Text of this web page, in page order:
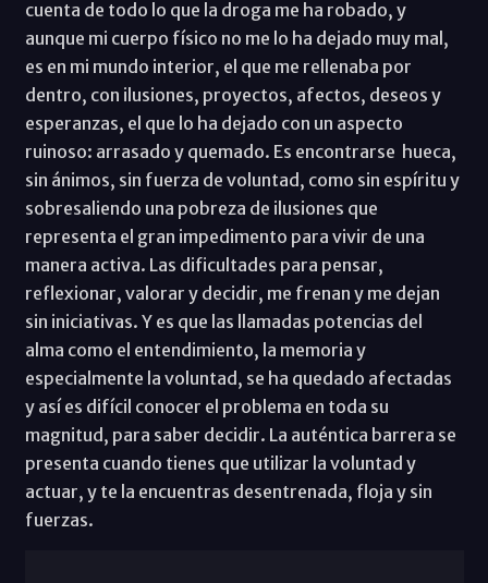
cuenta de todo lo que la droga me ha robado, y
aunque mi cuerpo físico no me lo ha dejado muy mal,
es en mi mundo interior, el que me rellenaba por
dentro, con ilusiones, proyectos, afectos, deseos y
esperanzas, el que lo ha dejado con un aspecto
ruinoso: arrasado y quemado. Es encontrarse hueca,
sin ánimos, sin fuerza de voluntad, como sin espíritu y
sobresaliendo una pobreza de ilusiones que
representa el gran impedimento para vivir de una
manera activa. Las dificultades para pensar,
reflexionar, valorar y decidir, me frenan y me dejan
sin iniciativas. Y es que las llamadas potencias del
alma como el entendimiento, la memoria y
especialmente la voluntad, se ha quedado afectadas
y así es difícil conocer el problema en toda su
magnitud, para saber decidir. La auténtica barrera se
presenta cuando tienes que utilizar la voluntad y
actuar, y te la encuentras desentrenada, floja y sin
fuerzas.